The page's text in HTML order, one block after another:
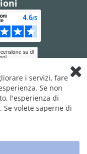
i servizi, fare
Se non
l'esperienza di
volete saperne di